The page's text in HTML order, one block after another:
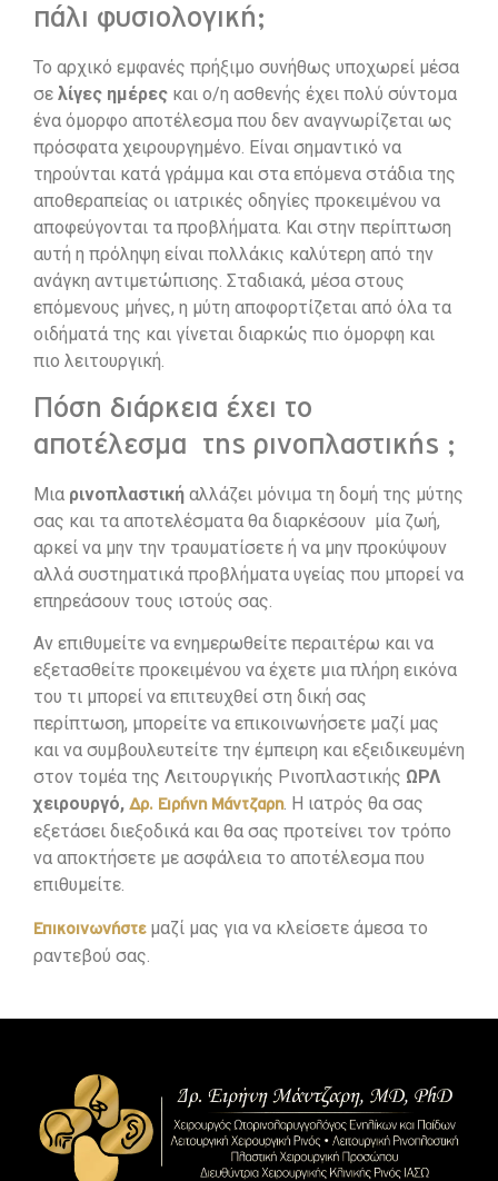
πάλι φυσιολογική;
Το αρχικό εμφανές πρήξιμο συνήθως υποχωρεί μέσα
σε λίγες ημέρες και ο/η ασθενής έχει πολύ σύντομα
ένα όμορφο αποτέλεσμα που δεν αναγνωρίζεται ως
πρόσφατα χειρουργημένο. Είναι σημαντικό να
τηρούνται κατά γράμμα και στα επόμενα στάδια της
αποθεραπείας οι ιατρικές οδηγίες προκειμένου να
αποφεύγονται τα προβλήματα. Και στην περίπτωση
αυτή η πρόληψη είναι πολλάκις καλύτερη από την
ανάγκη αντιμετώπισης. Σταδιακά, μέσα στους
επόμενους μήνες, η μύτη αποφορτίζεται από όλα τα
οιδήματά της και γίνεται διαρκώς πιο όμορφη και
πιο λειτουργική.
Πόση διάρκεια έχει το
αποτέλεσμα της ρινοπλαστικής ;
Μια ρινοπλαστική αλλάζει μόνιμα τη δομή της μύτης
σας και τα αποτελέσματα θα διαρκέσουν μία ζωή,
αρκεί να μην την τραυματίσετε ή να μην προκύψουν
αλλά συστηματικά προβλήματα υγείας που μπορεί να
επηρεάσουν τους ιστούς σας.
Αν επιθυμείτε να ενημερωθείτε περαιτέρω και να
εξετασθείτε προκειμένου να έχετε μια πλήρη εικόνα
του τι μπορεί να επιτευχθεί στη δική σας
περίπτωση, μπορείτε να επικοινωνήσετε μαζί μας
και να συμβουλευτείτε την έμπειρη και εξειδικευμένη
στον τομέα της Λειτουργικής Ρινοπλαστικής ΩΡΛ
χειρουργό, Δρ. Ειρήνη Μάντζαρη. Η ιατρός θα σας
εξετάσει διεξοδικά και θα σας προτείνει τον τρόπο
να αποκτήσετε με ασφάλεια το αποτέλεσμα που
επιθυμείτε.
Επικοινωνήστεμαζί μας για να κλείσετε άμεσα το
ραντεβού σας.